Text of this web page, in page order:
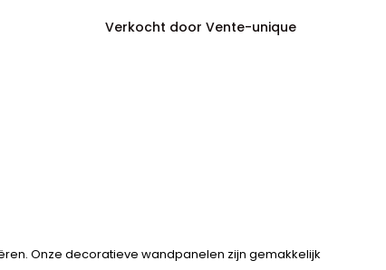
Verkocht door Vente-unique
Onze decoratieve wandpanelen zijn gemakkelijk